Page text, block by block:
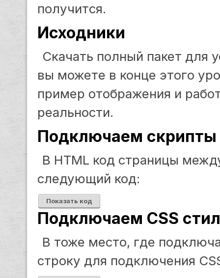
получится.
Исходники
Скачать полный пакет для
вы можете в конце этого
пример отображения и
реальности.
Подключаем скрипты
В HTML код страницы
следующий код:
Показать код
Подключаем CSS
В тоже место, где
строку для подключения